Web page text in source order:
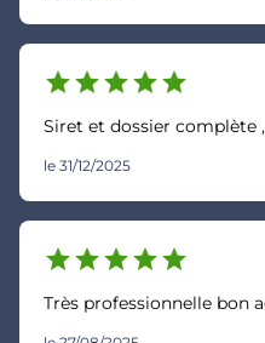
starstarstarstarstar
Siret et dossier complète
le 31/12/2025
starstarstarstarstar
Très professionnelle bon